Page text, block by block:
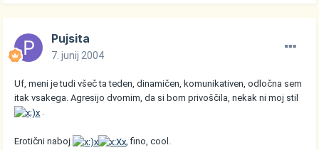
Pujsita
7. junij 2004
Uf, meni je tudi všeč ta teden, dinamičen, komunikativen, odločna sem
itak vsakega. Agresijo dvomim, da si bom privoščila, nekak ni moj stil
.
Erotični naboj , fino, cool.